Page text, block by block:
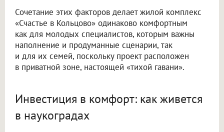
Сочетание этих факторов делает жилой комплекс
«Счастье в Кольцово» одинаково комфортным
как для молодых специалистов, которым важны
наполнение и продуманные сценарии, так
и для их семей, поскольку проект расположен
в приватной зоне, настоящей «тихой гавани».
Инвестиция в комфорт: как живется
в наукоградах